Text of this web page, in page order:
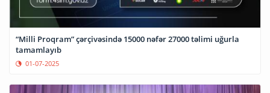
“Milli Proqram” çərçivəsində 15000 nəfər 27000 təlimi uğurla
tamamlayıb
01-07-2025